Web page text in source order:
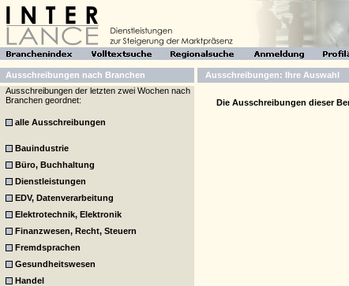
Ausschreibungen nach Branchen
Ausschreibungen: Ihre Auswahl
Ausschreibungen der letzten zwei Wochen nach
Branchen geordnet:
alle Ausschreibungen
Bauindustrie
Büro, Buchhaltung
Dienstleistungen
EDV, Datenverarbeitung
Elektrotechnik, Elektronik
Finanzwesen, Recht, Steuern
Fremdsprachen
Gesundheitswesen
Handel
Die Ausschreibungen dieser